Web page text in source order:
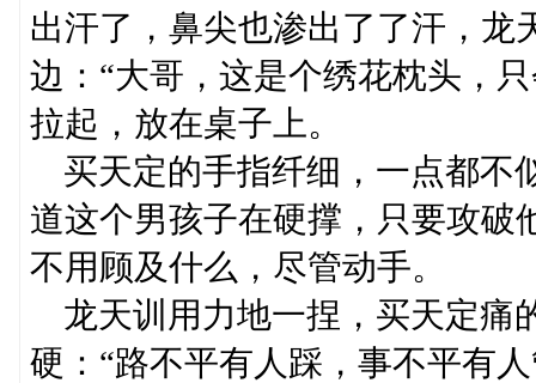
出汗了，鼻尖也渗出了了汗，龙
边：“大哥，这是个绣花枕头，
拉起，放在桌子上。
买天定的手指纤细，一点都不
道这个男孩子在硬撑，只要攻破
不用顾及什么，尽管动手。
龙天训用力地一捏，买天定痛
硬：“路不平有人踩，事不平有